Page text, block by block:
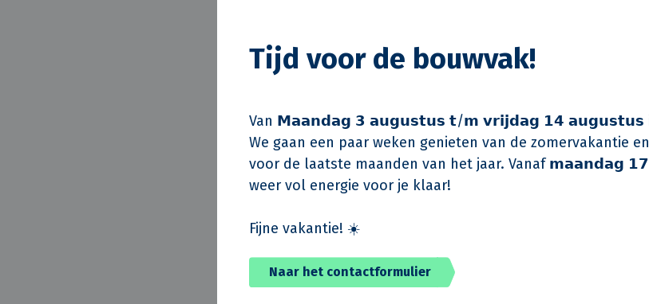
Tijd voor de bouwvak!
Van 𝗠𝗮𝗮𝗻𝗱𝗮𝗴 𝟯 𝗮𝘂𝗴𝘂𝘀𝘁𝘂𝘀 𝘁/𝗺 𝘃𝗿𝗶𝗷𝗱𝗮𝗴 𝟭𝟰 𝗮𝘂𝗴𝘂𝘀𝘁𝘂𝘀
We gaan een paar weken genieten van de zomervakantie
voor de laatste maanden van het jaar. Vanaf 𝗺𝗮𝗮𝗻𝗱𝗮𝗴
weer vol energie voor je klaar!
Fijne vakantie! ☀️
Naar het contactformulier
Door klimaatverandering valt er steeds meer regen in korte
periodes van droogte. Daarom krijgt een deel van de
voorkomen. Ook blijft het grondwater op peil, wat
dieren en de groei van planten en bomen. Tot slot dragen
aan de mooie, groene uitstraling van de wijk.
Aan de straatzijde krijgen de meeste woningen een
regenwater ‘uitgespuwd’ naar de straat. Met deze efficiënte
bij hevige regenval af op een overbelaste riolering. Naast de